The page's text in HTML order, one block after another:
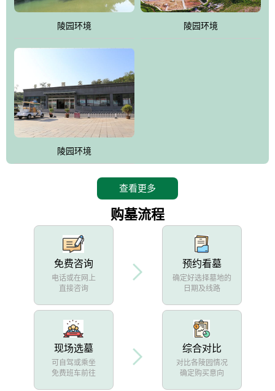
陵园环境 陵园环境
陵园环境
查看更多
购墓流程
免费咨询
电话或在网上
直接咨询
预约看墓
确定好选择墓地的
日期及线路
现场选墓
可自驾或乘坐
免费班车前往
综合对比
对比各陵园情况
确定购买意向